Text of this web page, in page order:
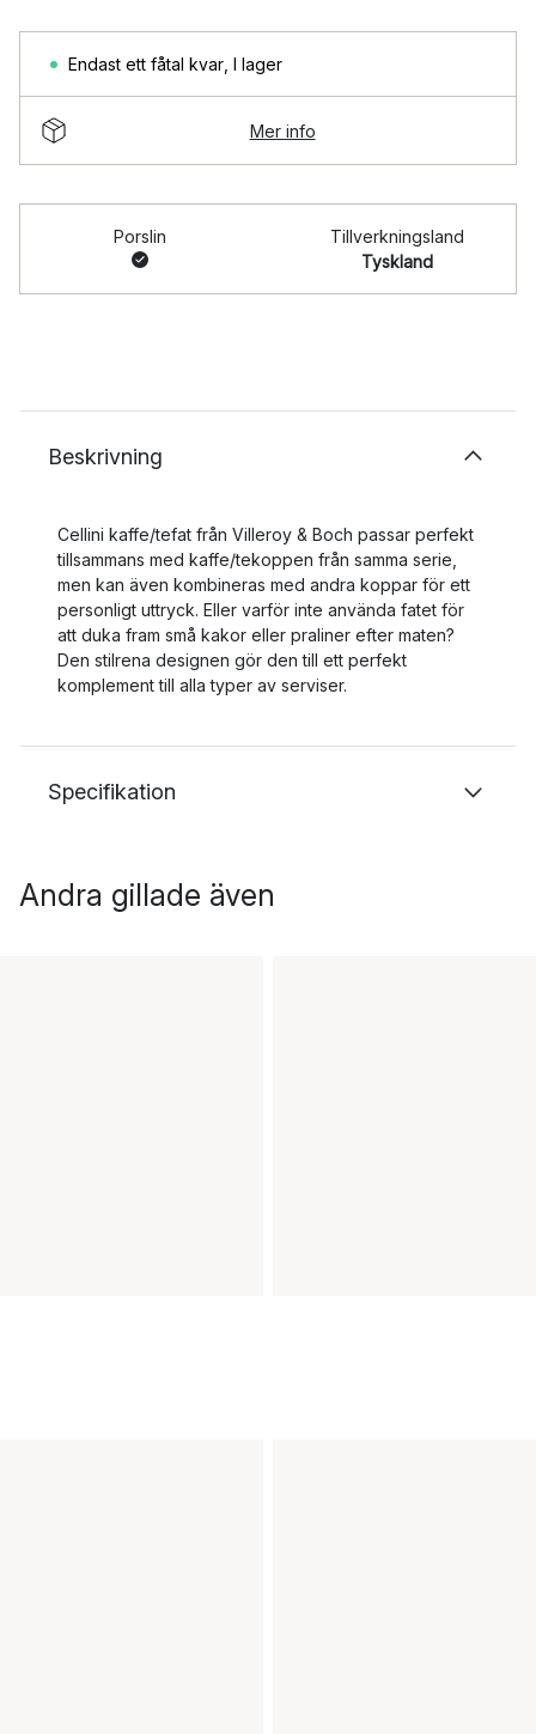
Endast ett fåtal kvar I lager
Mer info
Porslin
Tillverkningsland
Tyskland
Beskrivning
Cellini kaffe/tefat från Villeroy & Boch passar perfekt
tillsammans med kaffe/tekoppen från samma serie,
men kan även kombineras med andra koppar för ett
personligt uttryck. Eller varför inte använda fatet för
att duka fram små kakor eller praliner efter maten?
Den stilrena designen gör den till ett perfekt
komplement till alla typer av serviser.
Specifikation
Andra gillade även